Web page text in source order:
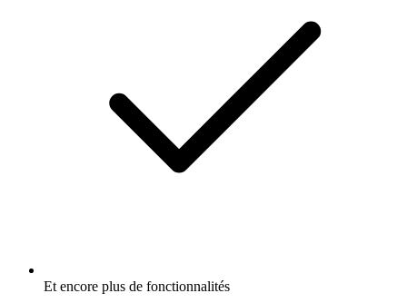
Et encore plus de fonctionnalités